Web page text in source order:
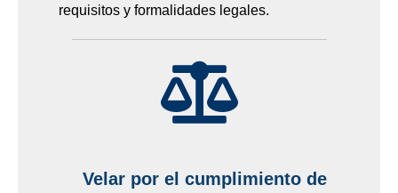
requisitos y formalidades legales.
Velar por el cumplimiento de